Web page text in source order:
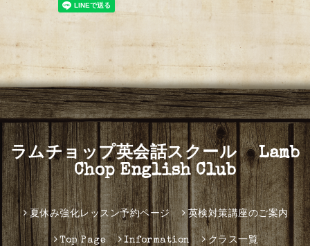
ラムチョップ英会話スクール Lamb
Chop English Club
夏休み強化レッスン予約ページ 英検対策講座のご案内
Top Page Information クラス一覧